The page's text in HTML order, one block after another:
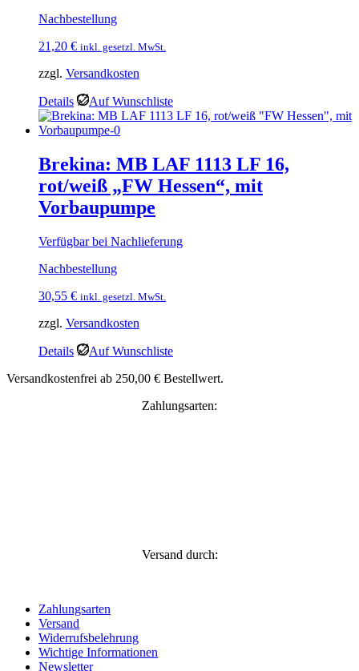
Nachbestellung
21,20 € inkl. gesetzl. MwSt.
zzgl. Versandkosten
Details Auf Wunschliste
Brekina: MB LAF 1113 LF 16,
rot/weiß „FW Hessen“, mit
Vorbaupumpe
Verfügbar bei Nachlieferung
Nachbestellung
30,55 € inkl. gesetzl. MwSt.
zzgl. Versandkosten
Details
Auf Wunschliste
Versandkostenfrei ab 250,00 € Bestellwert.
Zahlungsarten:
Versand durch:
Zahlungsarten
Versand
Widerrufsbelehrung
Wichtige Informationen
Newsletter